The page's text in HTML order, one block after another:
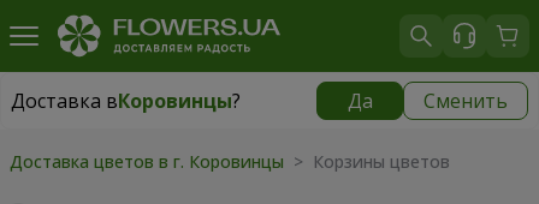
Доставка вКоровинцы? Да Сменить
Доставка вКоровинцы|
Доставка цветов в г. Коровинцы > Корзины цветов